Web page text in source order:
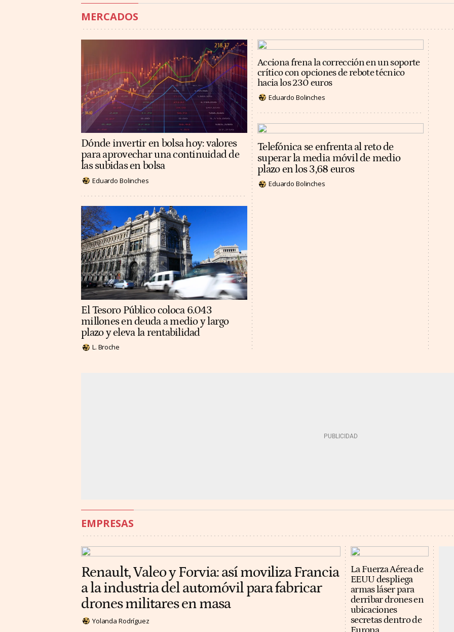
MERCADOS
Dónde invertir en bolsa hoy: valores
para aprovechar una continuidad de
las subidas en bolsa
Eduardo Bolinches
El Tesoro Público coloca 6.043
millones en deuda a medio y largo
plazo y eleva la rentabilidad
L. Broche
Acciona frena la corrección en un soporte
crítico con opciones de rebote técnico
hacia los 230 euros
Eduardo Bolinches
Telefónica se enfrenta al reto de
superar la media móvil de medio
plazo en los 3,68 euros
Eduardo Bolinches
EMPRESAS
Renault, Valeo y Forvia: así moviliza Francia
a la industria del automóvil para fabricar
drones militares en masa
Yolanda Rodríguez
La Fuerza Aérea de
EEUU despliega
armas láser para
derribar drones en
ubicaciones
secretas dentro de